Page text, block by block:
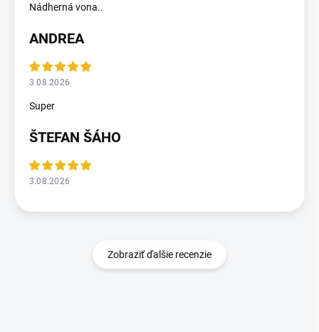
Nádherná vona..
ANDREA
3.08.2026
Super
ŠTEFAN ŠÁHO
3.08.2026
Zobraziť ďalšie recenzie